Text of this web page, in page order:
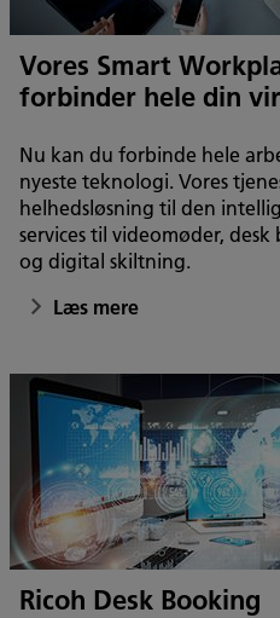
Vores Smart
forbinder hele din
Nu kan du forbinde hele
nyeste teknologi. Vores
helhedsløsning til den
services til videomøder,
og digital skiltning.
Læs mere
Ricoh Desk Booking